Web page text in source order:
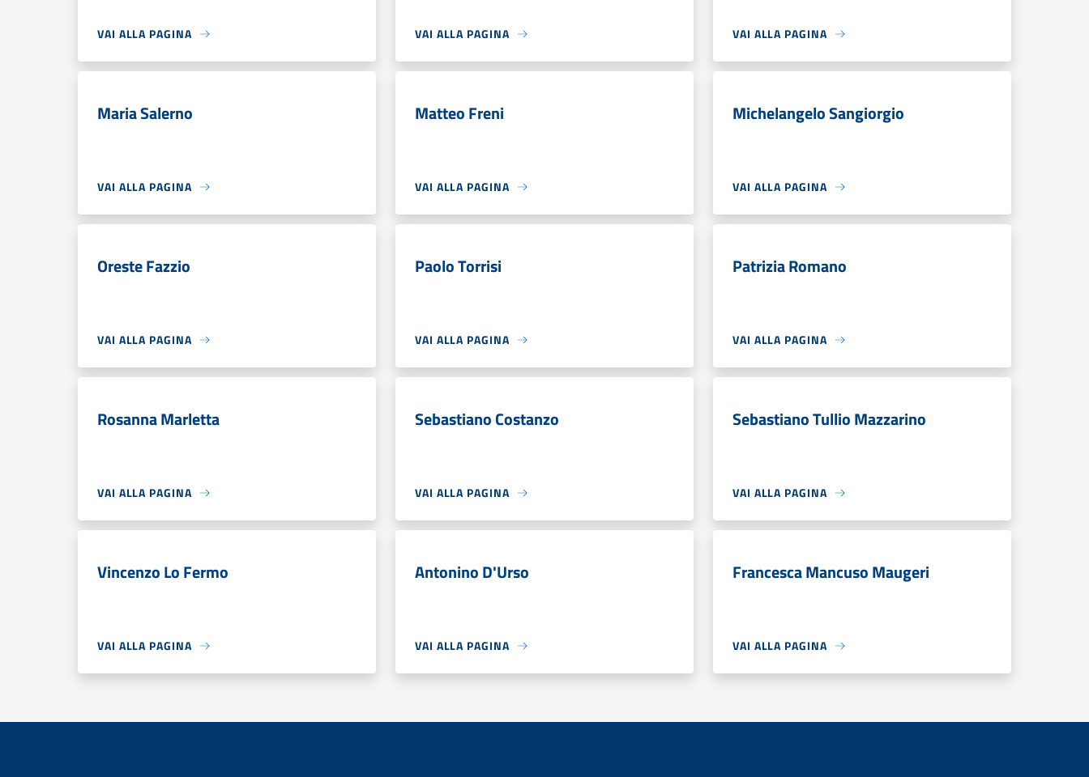
VAI ALLA PAGINA VAI ALLA PAGINA VAI ALLA PAGINA
Maria Salerno
VAI ALLA PAGINA
Matteo Freni
VAI ALLA PAGINA
Michelangelo Sangiorgio
VAI ALLA PAGINA
Oreste Fazzio
VAI ALLA PAGINA
Paolo Torrisi
VAI ALLA PAGINA
Patrizia Romano
VAI ALLA PAGINA
Rosanna Marletta
VAI ALLA PAGINA
Sebastiano Costanzo
VAI ALLA PAGINA
Sebastiano Tullio Mazzarino
VAI ALLA PAGINA
Vincenzo Lo Fermo
VAI ALLA PAGINA
Antonino D'Urso
VAI ALLA PAGINA
Francesca Mancuso Maugeri
VAI ALLA PAGINA